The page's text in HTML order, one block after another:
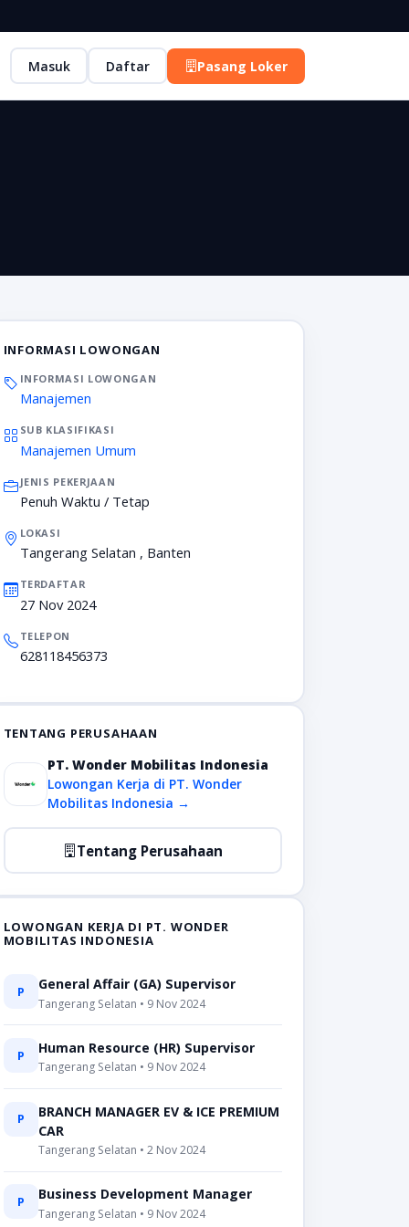
Masuk Daftar Pasang Loker
INFORMASI LOWONGAN
INFORMASI LOWONGAN
Manajemen
SUB KLASIFIKASI
Manajemen Umum
JENIS PEKERJAAN
Penuh Waktu / Tetap
LOKASI
Tangerang Selatan , Banten
TERDAFTAR
27 Nov 2024
TELEPON
628118456373
TENTANG PERUSAHAAN
PT. Wonder Mobilitas Indonesia
Lowongan Kerja di PT. Wonder
Mobilitas Indonesia →
Tentang Perusahaan
LOWONGAN KERJA DI PT. WONDER
MOBILITAS INDONESIA
P General Affair (GA) Supervisor
Tangerang Selatan • 9 Nov 2024
P Human Resource (HR) Supervisor
Tangerang Selatan • 9 Nov 2024
P
BRANCH MANAGER EV & ICE PREMIUM
CAR
Tangerang Selatan • 2 Nov 2024
P Business Development Manager
Tangerang Selatan • 9 Nov 2024